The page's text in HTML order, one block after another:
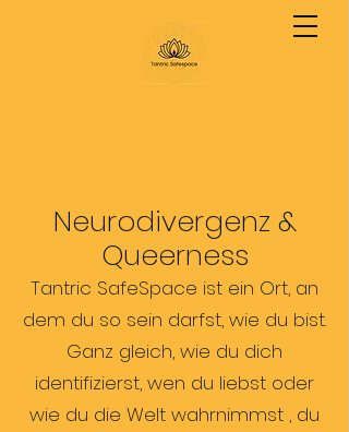
Neurodivergenz &
Queerness
Tantric SafeSpace ist ein Ort, an
dem du so sein darfst, wie du bist.
Ganz gleich, wie du dich
identifizierst, wen du liebst oder
wie du die Welt wahrnimmst , du